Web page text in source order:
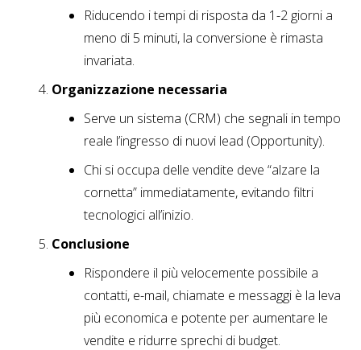
Riducendo i tempi di risposta da 1-2 giorni a
meno di 5 minuti, la conversione è rimasta
invariata.
Organizzazione necessaria
Serve un sistema (CRM) che segnali in tempo
reale l’ingresso di nuovi lead (Opportunity).
Chi si occupa delle vendite deve “alzare la
cornetta” immediatamente, evitando filtri
tecnologici all’inizio.
Conclusione
Rispondere il più velocemente possibile a
contatti, e-mail, chiamate e messaggi è la leva
più economica e potente per aumentare le
vendite e ridurre sprechi di budget.